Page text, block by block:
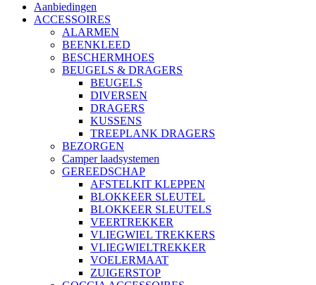
Aanbiedingen
ACCESSOIRES
ALARMEN
BEENKLEED
BESCHERMHOES
BEUGELS & DRAGERS
BEUGELS
DIVERSEN
DRAGERS
KUSSENS
TREEPLANK DRAGERS
BEZORGEN
Camper laadsystemen
GEREEDSCHAP
AFSTELKIT KLEPPEN
BLOKKEER SLEUTEL
BLOKKEER SLEUTELS
VEERTREKKER
VLIEGWIEL TREKKERS
VLIEGWIELTREKKER
VOELERMAAT
ZUIGERSTOP